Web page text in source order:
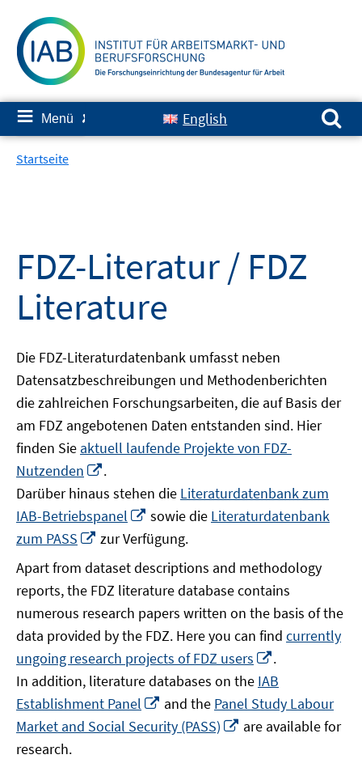
zum
Inhalt
≡ Menü ✘ English
Suchen nach:
Startseite
FDZ-Literatur / FDZ
Literature
Die FDZ-Literaturdatenbank umfasst neben
Datensatzbeschreibungen und Methodenberichten
die zahlreichen Forschungsarbeiten, die auf Basis der
am FDZ angebotenen Daten entstanden sind. Hier
finden Sie aktuell laufende Projekte von FDZ-
Nutzenden
neuem
Fenster
öffnen
.
Darüber hinaus stehen die Literaturdatenbank zum
IAB-Betriebspanel
In
neuem
Fenster
öffnen
sowie die Literaturdatenbank
zum PASS
In
Fenster
öffnen
zur Verfügung.
Apart from dataset descriptions and methodology
reports, the FDZ literature database contains
numerous research papers written on the basis of the
data provided by the FDZ. Here you can find currently
ungoing research projects of FDZ users
neuem
Fenster
öffnen
.
In addition, literature databases on the IAB
Establishment Panel
In
neuem
Fenster
and the Panel Study Labour
Market and Social Security (PASS)
In
are available for
research.